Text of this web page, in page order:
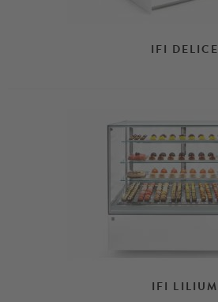
IFI DELICE
IFI LILIUM